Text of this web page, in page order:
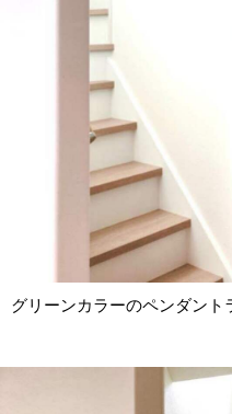
グリーンカラーのペンダント